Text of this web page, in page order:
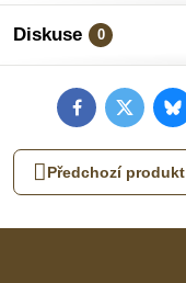
Diskuse 0
FacebookTwitter
Předchozí produkt